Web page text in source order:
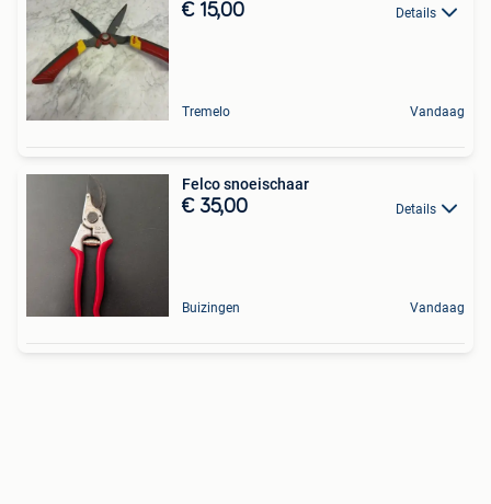
€ 15,00 Details
Tremelo Vandaag
Felco snoeischaar
€ 35,00 Details
Buizingen Vandaag